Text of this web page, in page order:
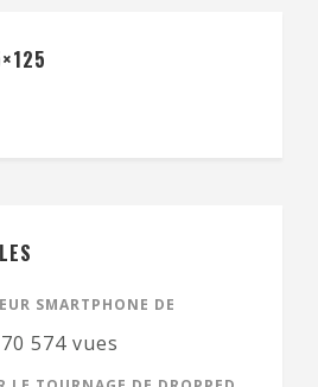
SMARTPHONE DE
574 vues